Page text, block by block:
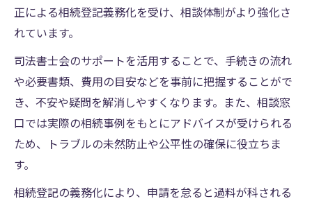
正による相続登記義務化を受け、相談体制がより強化さ
れています。
司法書士会のサポートを活用することで、手続きの流れ
や必要書類、費用の目安などを事前に把握することがで
き、不安や疑問を解消しやすくなります。また、相談窓
口では実際の相続事例をもとにアドバイスが受けられる
ため、トラブルの未然防止や公平性の確保に役立ちま
す。
相続登記の義務化により、申請を怠ると過料が科される